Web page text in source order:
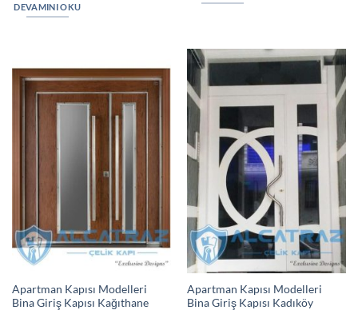
DEVAMINI OKU
Apartman Kapısı Modelleri
Bina Giriş Kapısı Kağıthane
Apartman Kapısı Modelleri
Bina Giriş Kapısı Kadıköy